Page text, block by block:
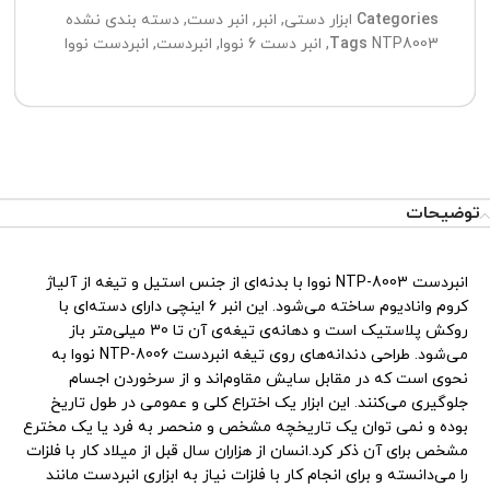
Categories ابزار دستی, انبر, انبر دست, دسته بندی نشده
Tags NTP8003
, انبر دست 6 نووا , انبردست, انبردست نووا
توضیحات
انبردست NTP-8003 نووا با بدنه‌ای از جنس استیل و تیغه از آلیاژ
کروم وانادیوم ساخته می‌شود. این انبر 6 اینچی دارای دسته‌ای با
روکش پلاستیک است و دهانه‌ی تیغه‌ی آن تا 30 میلی‌متر باز
می‌شود. طراحی دندانه‌های روی تیغه انبردست NTP-8006 نووا به
نحوی است که در مقابل سایش مقاوم‌اند و از سرخوردن اجسام
جلوگیری می‌کنند. این ابزار یک اختراع کلی و عمومی در طول تاریخ
بوده و نمی ‌توان یک تاریخچه مشخص و منحصر به فرد یا یک مخترع
مشخص برای آن ذکر کرد.انسان از هزاران سال قبل از میلاد کار با فلزات
را می‌دانسته و برای انجام کار با فلزات نیاز به ابزار‌ی انبردست مانند